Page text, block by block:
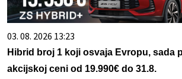
03. 08. 2026 13:23
Hibrid broj 1 koji osvaja Evropu, sada
akcijskoj ceni od 19.990€ do 31.8.